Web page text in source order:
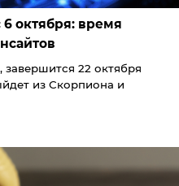
октября: время
завершится 22 октября
из Скорпиона и